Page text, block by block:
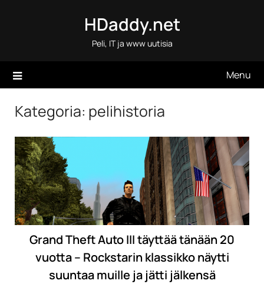
HDaddy.net
Peli, IT ja www uutisia
Menu
Kategoria: pelihistoria
Grand Theft Auto III täyttää tänään 20
vuotta – Rockstarin klassikko näytti
suuntaa muille ja jätti jälkensä